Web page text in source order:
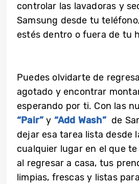
controlar las lavadoras y
Samsung desde tu
estés dentro o fuera de tu
Puedes olvidarte de
agotado y encontrar
esperando por ti. Con las
“Pair” y “Add Wash”de
dejar esa tarea lista desde
cualquier lugar en el que
al regresar a casa, tus
limpias, frescas y listas